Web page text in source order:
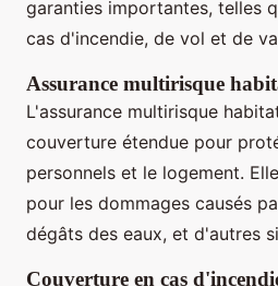
garanties importantes, telles
cas d'incendie, de vol et de
Assurance multirisque
L'assurance multirisque
couverture étendue pour
personnels et le logement.
pour les dommages causés
dégâts des eaux, et d'autres
Couverture en cas